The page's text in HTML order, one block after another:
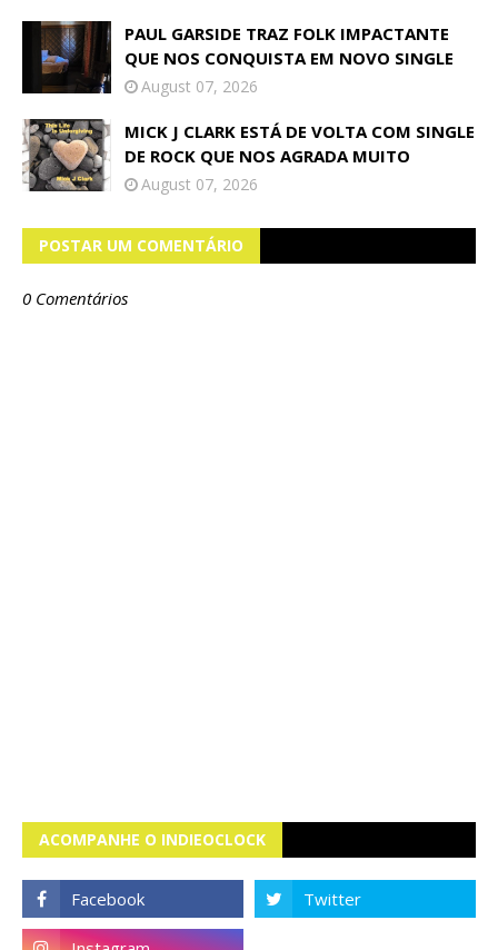
PAUL GARSIDE TRAZ FOLK IMPACTANTE
QUE NOS CONQUISTA EM NOVO SINGLE
August 07, 2026
MICK J CLARK ESTÁ DE VOLTA COM SINGLE
DE ROCK QUE NOS AGRADA MUITO
August 07, 2026
POSTAR UM COMENTÁRIO
0 Comentários
ACOMPANHE O INDIEOCLOCK